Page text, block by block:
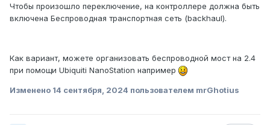
Чтобы произошло переключение, на контроллере должна быть
включена Беспроводная транспортная сеть (backhaul).
Как вариант, можете организовать беспроводной мост на 2.4
при помощи Ubiquiti NanoStation например
Изменено 14 сентября, 2024 пользователем mrGhotius